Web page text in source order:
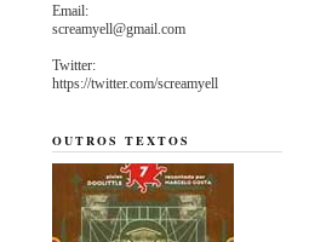
Email:
screamyell@gmail.com
Twitter:
https://twitter.com/screamyell
OUTROS TEXTOS